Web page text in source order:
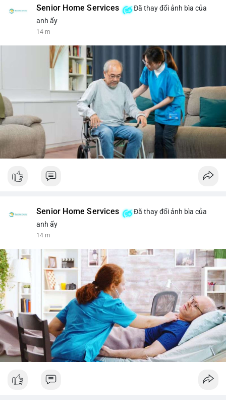
Senior Home Services
Đã thay đổi ảnh bìa của
anh ấy
14 m
Senior Home Services
Đã thay đổi ảnh bìa của
anh ấy
14 m